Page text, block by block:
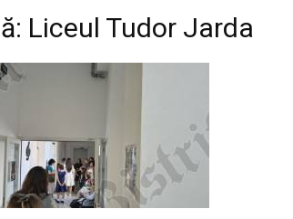
Liceul Tudor Jarda